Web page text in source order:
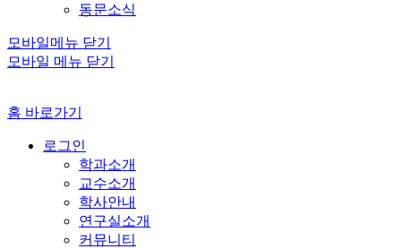
동문소식
모바일메뉴 닫기
모바일 메뉴 닫기
홈 바로가기
로그인
학과소개
교수소개
학사안내
연구실소개
커뮤니티